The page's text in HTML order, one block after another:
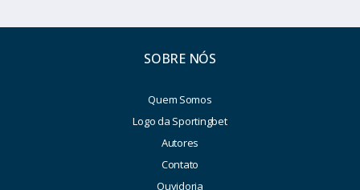
SOBRE NÓS
Quem Somos
Logo da Sportingbet
Autores
Contato
Ouvidoria